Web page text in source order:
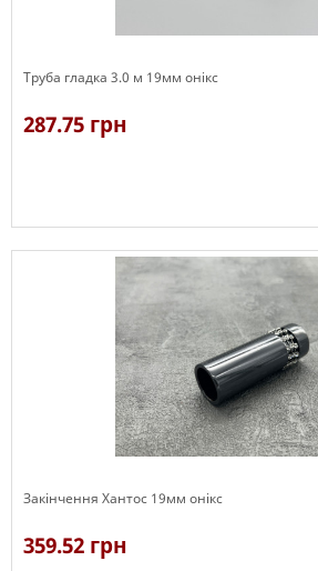
Труба гладка 3.0 м 19мм онікс
287.75 грн
Закінчення Хантос 19мм онікс
359.52 грн